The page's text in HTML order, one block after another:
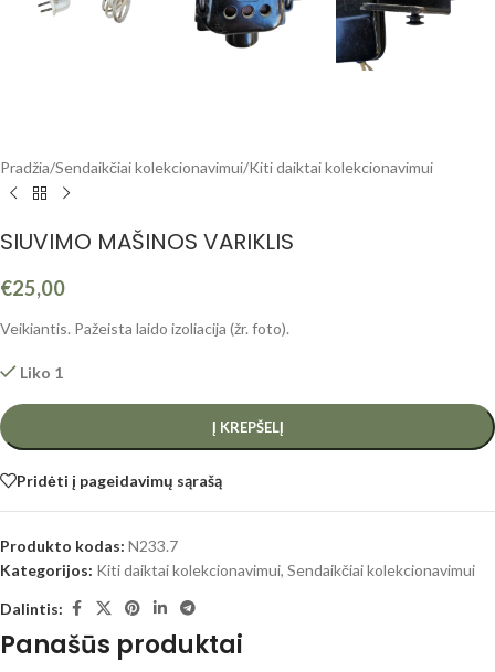
Pradžia/Sendaikčiai kolekcionavimui/Kiti daiktai kolekcionavimui
SIUVIMO MAŠINOS VARIKLIS
€25,00
Veikiantis. Pažeista laido izoliacija (žr. foto).
Liko 1
Į KREPŠELĮ
Pridėti į pageidavimų sąrašą
Produkto kodas: N233.7
Kategorijos: Kiti daiktai kolekcionavimui, Sendaikčiai kolekcionavimui
Dalintis:
Panašūs produktai